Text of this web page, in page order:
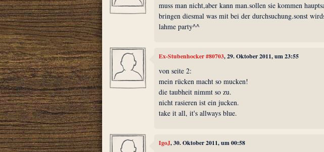
muss man nicht,aber kann man.sollen sie kommen
bringen diesmal was mit bei der durchsuchung.sonst
lahme party^^
Ex-Stubenhocker #80703, 29. Oktober 2011, um 23:55
von seite 2:
mein rücken macht so mucken!
die taubheit nimmt so zu.
nicht rasieren ist ein jucken.
take it all, it's allways blue.
IgoJ, 30. Oktober 2011, um 00:58